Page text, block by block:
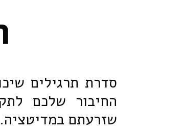
סדרת תרגילים
החיבור שלכם
שזרעתם במדיטציה.